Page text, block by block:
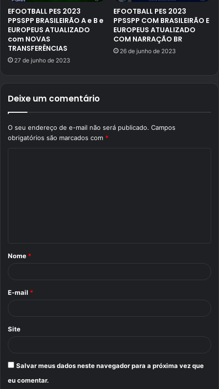
EFOOTBALL PES 2023
PPSSPP BRASILEIRÃO A e B e
EUROPEUS ATUALIZADO
com NOVAS
TRANSFERÊNCIAS
27 de junho de 2023
EFOOTBALL PES 2023
PPSSPP COM BRASILEIRÃO E
EUROPEUS ATUALIZADO
COM NARRAÇÃO BR
26 de junho de 2023
Deixe um comentário
O seu endereço de e-mail não será publicado. Campos
obrigatórios são marcados com *
r
Nome *
E-mail *
Site
Salvar meus dados neste navegador para a próxima vez que
eu comentar.